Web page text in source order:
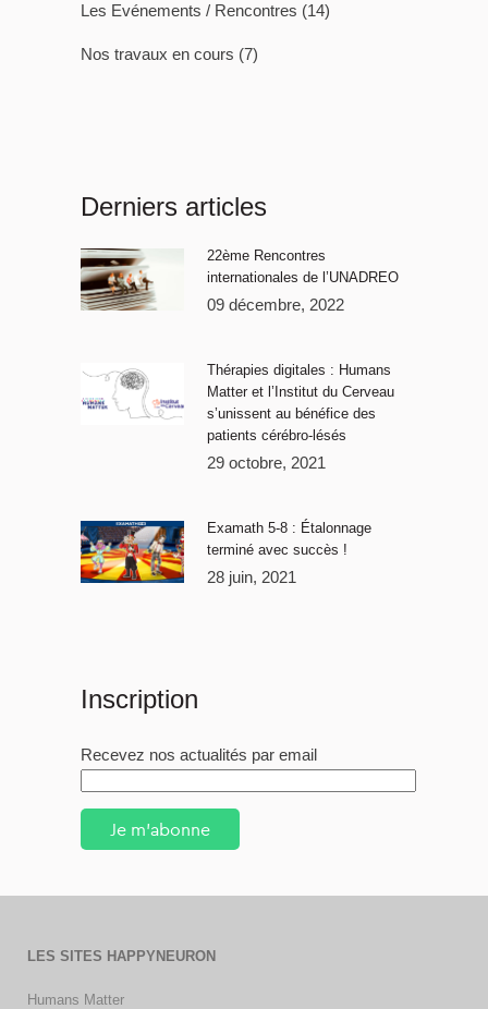
Les Evénements / Rencontres (14)
Nos travaux en cours (7)
Derniers articles
22ème Rencontres
internationales de l’UNADREO
09 décembre, 2022
Thérapies digitales : Humans
Matter et l’Institut du Cerveau
s’unissent au bénéfice des
patients cérébro-lésés
29 octobre, 2021
Examath 5-8 : Étalonnage
terminé avec succès !
28 juin, 2021
Inscription
Recevez nos actualités par email
Je m'abonne
LES SITES HAPPYNEURON
Humans Matter